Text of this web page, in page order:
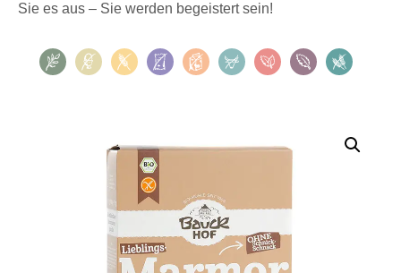
Sie es aus – Sie werden begeistert sein!